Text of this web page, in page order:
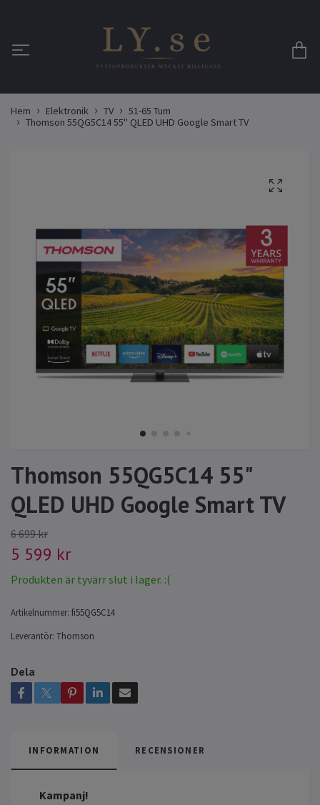
Hem Elektronik TV
51-65 Tum
Thomson 55QG5C14 55" QLED UHD Google Smart TV
Thomson 55QG5C14 55"
QLED UHD Google Smart TV
6 699 kr
5 599 kr
Produkten är tyvärr slut i lager. :(
Artikelnummer: fi55QG5C14
Leverantör: Thomson
Dela
INFORMATION RECENSIONER
Kampanj!